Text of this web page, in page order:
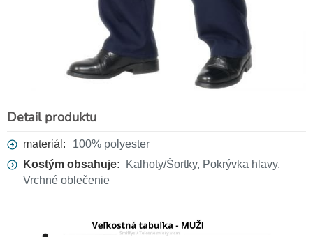
Detail produktu
materiál:
100% polyester
Kostým obsahuje:
Kalhoty/Šortky, Pokrývka hlavy,
Vrchné oblečenie